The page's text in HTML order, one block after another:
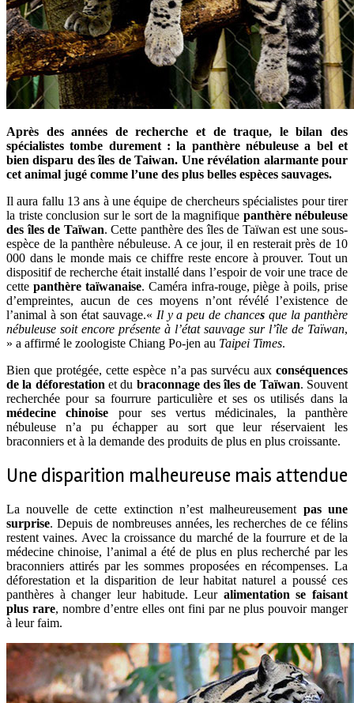
Après des années de recherche et de traque, le bilan des
spécialistes tombe durement : la panthère nébuleuse a bel et
bien disparu des îles de Taiwan. Une révélation alarmante pour
cet animal jugé comme l’une des plus belles espèces sauvages.
Il aura fallu 13 ans à une équipe de chercheurs spécialistes pour tirer
la triste conclusion sur le sort de la magnifique panthère nébuleuse
des îles de Taïwan. Cette panthère des îles de Taïwan est une sous-
espèce de la panthère nébuleuse. A ce jour, il en resterait près de 10
000 dans le monde mais ce chiffre reste encore à prouver. Tout un
dispositif de recherche était installé dans l’espoir de voir une trace de
cette panthère taïwanaise. Caméra infra-rouge, piège à poils, prise
d’empreintes, aucun de ces moyens n’ont révélé l’existence de
l’animal à son état sauvage.« Il y a peu de chances que la panthère
nébuleuse soit encore présente à l’état sauvage sur l’île de Taïwan,
» a affirmé le zoologiste Chiang Po-jen au Taipei Times.
Bien que protégée, cette espèce n’a pas survécu aux conséquences
de la déforestation et du braconnage des îles de Taïwan. Souvent
recherchée pour sa fourrure particulière et ses os utilisés dans la
médecine chinoise pour ses vertus médicinales, la panthère
nébuleuse n’a pu échapper au sort que leur réservaient les
braconniers et à la demande des produits de plus en plus croissante.
Une disparition malheureuse mais attendue
La nouvelle de cette extinction n’est malheureusement pas une
surprise. Depuis de nombreuses années, les recherches de ce félins
restent vaines. Avec la croissance du marché de la fourrure et de la
médecine chinoise, l’animal a été de plus en plus recherché par les
braconniers attirés par les sommes proposées en récompenses. La
déforestation et la disparition de leur habitat naturel a poussé ces
panthères à changer leur habitude. Leur alimentation se faisant
plus rare, nombre d’entre elles ont fini par ne plus pouvoir manger
à leur faim.